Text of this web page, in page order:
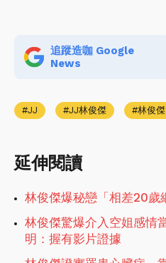
追蹤造咖 Google
News
JJ JJ林俊傑 林俊傑
延伸閱讀
林俊傑爆秘戀「相差20歲
林俊傑驚爆介入空姐感情
明：握有影片證據